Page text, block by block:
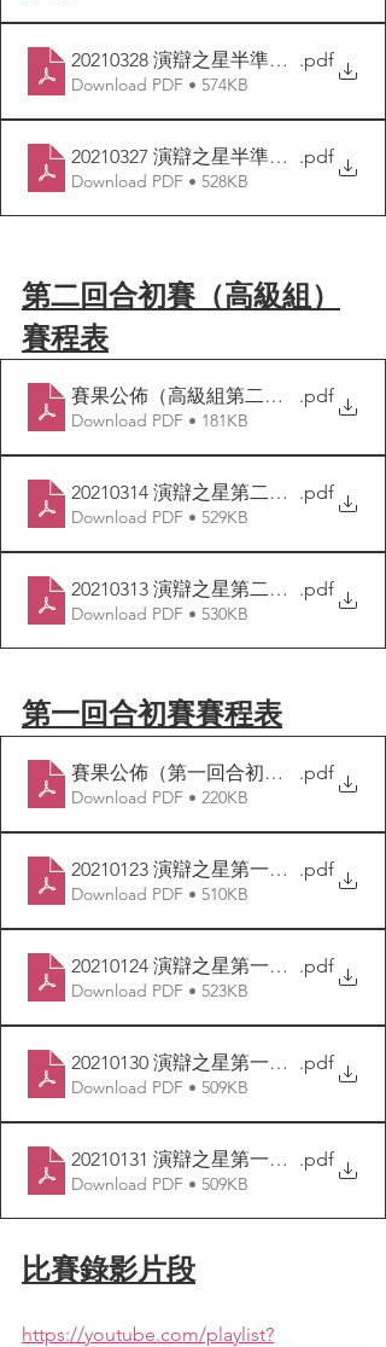
20210328 演辯之星半準決賽次日對賽
.pdf
Download PDF • 574KB
20210327 演辯之星半準決賽首日對賽
.pdf
Download PDF • 528KB
第二回合初賽（高級組）
賽程表
賽果公佈（高級組第二回合初賽）
.pdf
Download PDF • 181KB
20210314 演辯之星第二回合次日對賽
.pdf
Download PDF • 529KB
20210313 演辯之星第二回合首日對賽
.pdf
Download PDF • 530KB
第一回合初賽賽程表
賽果公佈（第一回合初賽）.pdf
Download PDF • 220KB
20210123 演辯之星第一回合首日對賽
.pdf
Download PDF • 510KB
20210124 演辯之星第一回合次日對賽
.pdf
Download PDF • 523KB
20210130 演辯之星第一回合第三日對
.pdf
Download PDF • 509KB
20210131 演辯之星第一回合第四日對
.pdf
Download PDF • 509KB
比賽錄影片段
https://youtube.com/playlist?